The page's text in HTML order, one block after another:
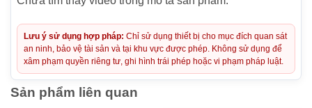
Lưu ý sử dụng hợp pháp: Chỉ sử dụng thiết bị cho mục đích quan sát
an ninh, bảo vệ tài sản và tại khu vực được phép. Không sử dụng để
xâm phạm quyền riêng tư, ghi hình trái phép hoặc vi phạm pháp luật.
Sản phẩm liên quan